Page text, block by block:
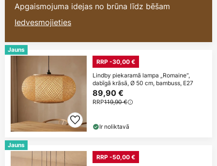
Apgaismojuma idejas no brūna līdz bēšam
Iedvesmojieties
Jauns
RRP -30,00 €
Lindby piekaramā lampa „Romaine“,
dabīgā krāsā, Ø 50 cm, bambuss, E27
89,90 €
RRP119,90 €
Ir noliktavā
Jauns
RRP -50,00 €